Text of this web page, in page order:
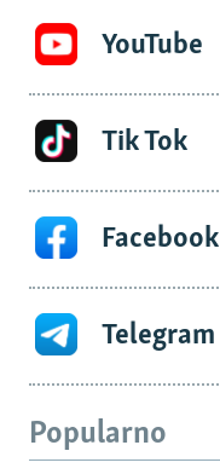
YouTube
Tik Tok
Facebook
Telegram
Popularno